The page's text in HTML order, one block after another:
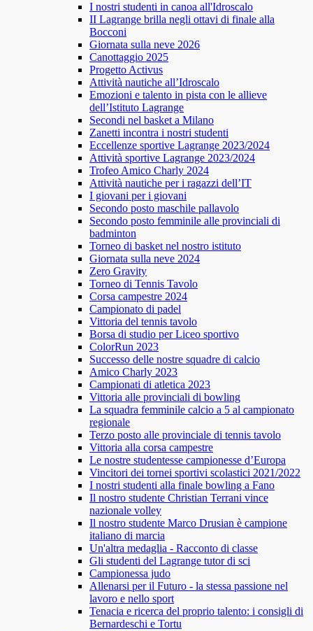
I nostri studenti in canoa all'Idroscalo
II Lagrange brilla negli ottavi di finale alla
Bocconi
Giornata sulla neve 2026
Canottaggio 2025
Progetto Activus
Attività nautiche all’Idroscalo
Emozioni e talento in pista con le allieve
dell’Istituto Lagrange
Secondi nel basket a Milano
Zanetti incontra i nostri studenti
Eccellenze sportive Lagrange 2023/2024
Attività sportive Lagrange 2023/2024
Trofeo Amico Charly 2024
Attività nautiche per i ragazzi dell’IT
I giovani per i giovani
Secondo posto maschile pallavolo
Secondo posto femminile alle provinciali di
badminton
Torneo di basket nel nostro istituto
Giornata sulla neve 2024
Zero Gravity
Torneo di Tennis Tavolo
Corsa campestre 2024
Campionato di padel
Vittoria del tennis tavolo
Borsa di studio per Liceo sportivo
ColorRun 2023
Successo delle nostre squadre di calcio
Amico Charly 2023
Campionati di atletica 2023
Vittoria alle provinciali di bowling
La squadra femminile calcio a 5 al campionato
regionale
Terzo posto alle provinciale di tennis tavolo
Vittoria alla corsa campestre
Le nostre studentesse campionesse d’Europa
Vincitori dei tornei sportivi scolastici 2021/2022
I nostri studenti alla finale bowling a Fano
Il nostro studente Christian Terrani vince
nazionale volley
Il nostro studente Marco Drusian è campione
italiano di marcia
Un'altra medaglia - Racconto di classe
Gli studenti del Lagrange tutor di sci
Campionessa judo
Allenarsi per il Futuro - la stessa passione nel
lavoro e nello sport
Tenacia e ricerca del proprio talento: i consigli di
Bernardeschi e Tortu